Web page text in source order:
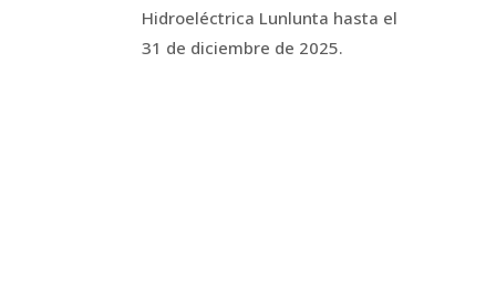
Hidroeléctrica Lunlunta hasta el
31 de diciembre de 2025.